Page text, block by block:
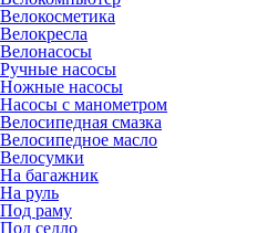
Велокосметика
Велокресла
Велонасосы
Ручные насосы
Ножные насосы
Насосы с манометром
Велосипедная смазка
Велосипедное масло
Велосумки
На багажник
На руль
Под раму
Под седло